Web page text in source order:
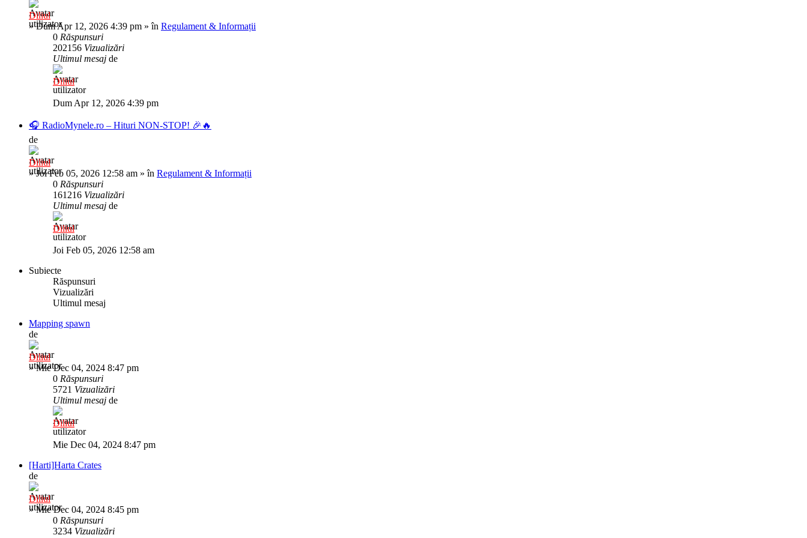
Diliul
»Dum Apr 12, 2026 4:39 pm » în Regulament & Informații
0 Răspunsuri
202156 Vizualizări
Ultimul mesaj de
Diliul
Dum Apr 12, 2026 4:39 pm
🎧 RadioMynele.ro – Hituri NON-STOP! 🎉🔥
de
Diliul
»Joi Feb 05, 2026 12:58 am » în Regulament & Informații
0 Răspunsuri
161216 Vizualizări
Ultimul mesaj de
Diliul
Joi Feb 05, 2026 12:58 am
Subiecte
Răspunsuri
Vizualizări
Ultimul mesaj
Mapping spawn
de
Diliul
»Mie Dec 04, 2024 8:47 pm
0 Răspunsuri
5721 Vizualizări
Ultimul mesaj de
Diliul
Mie Dec 04, 2024 8:47 pm
[Harti]Harta Crates
de
Diliul
»Mie Dec 04, 2024 8:45 pm
0 Răspunsuri
3234 Vizualizări